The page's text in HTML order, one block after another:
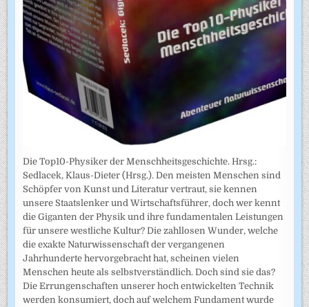
Die Top10-Physiker der Menschheitsgeschichte. Hrsg.:
Sedlacek, Klaus-Dieter (Hrsg.). Den meisten Menschen sind
Schöpfer von Kunst und Literatur vertraut, sie kennen
unsere Staatslenker und Wirtschaftsführer, doch wer kennt
die Giganten der Physik und ihre fundamentalen Leistungen
für unsere westliche Kultur? Die zahllosen Wunder, welche
die exakte Naturwissenschaft der vergangenen
Jahrhunderte hervorgebracht hat, scheinen vielen
Menschen heute als selbstverständlich. Doch sind sie das?
Die Errungenschaften unserer hoch entwickelten Technik
werden konsumiert, doch auf welchem Fundament wurde